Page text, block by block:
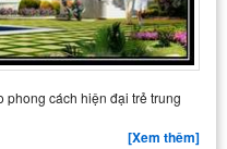
phong cách hiện đại trẻ trung
[Xem thêm]